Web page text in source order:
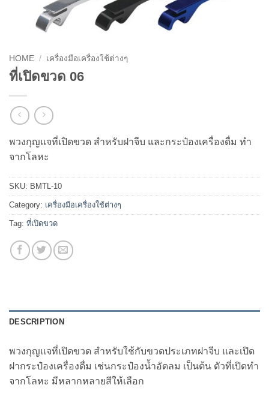
HOME / เครื่องมือเครื่องใช้ต่างๆ
ที่เปิดขวด 06
พวงกุญแจที่เปิดขวด สำหรับฝาจีบ และกระป๋องเครื่องดื่ม ทำ
จากโลหะ
SKU: BMTL-10
Category: เครื่องมือเครื่องใช้ต่างๆ
Tag: ที่เปิดขวด
DESCRIPTION
พวงกุญแจที่เปิดขวด สำหรับใช้กับขวดประเภทฝาจีบ และเปิด
ฝากระป๋องเครื่องดื่ม เช่นกระป๋องน้ำอัดลม เป็นต้น ตัวที่เปิดทำ
จากโลหะ มีหลากหลายสีให้เลือก